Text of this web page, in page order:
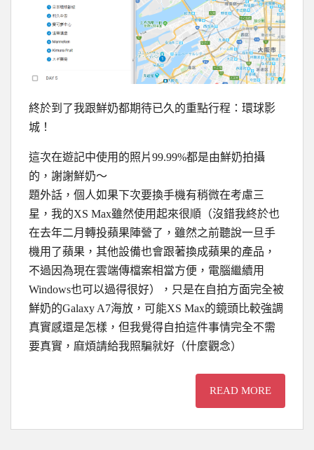
終於到了我跟鮮奶都期待已久的重點行程：環球影
城！
這次在遊記中使用的照片99.99%都是由鮮奶拍攝
的，謝謝鮮奶～
題外話，個人如果下次要換手機有稍微在考慮三
星，我的XS Max雖然使用起來很順（沒錯我終於也
在去年二月轉投蘋果陣營了，雖然之前聽說一旦手
機用了蘋果，其他設備也會跟著換成蘋果的產品，
不過因為現在雲端傳檔案相當方便，電腦繼續用
Windows也可以過得很好），只是在自拍方面完全被
鮮奶的Galaxy A7海放，可能XS Max的鏡頭比較強調
真實感還是怎樣，但我覺得自拍這件事情完全不需
要真實，麻煩請給我照騙就好（什麼觀念）
READ MORE